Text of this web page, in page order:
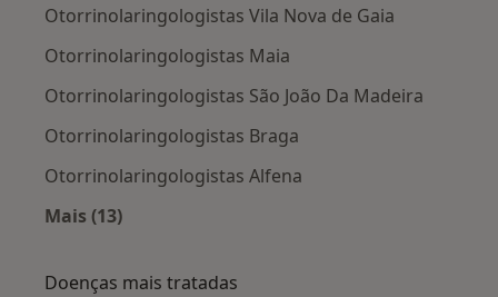
Otorrinolaringologistas Vila Nova de Gaia
Otorrinolaringologistas Maia
Otorrinolaringologistas São João Da Madeira
Otorrinolaringologistas Braga
Otorrinolaringologistas Alfena
Mais (13)
Doenças mais tratadas